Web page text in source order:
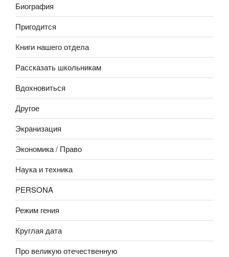
Биография
Пригодится
Книги нашего отдела
Рассказать школьникам
Вдохновиться
Другое
Экранизация
Экономика / Право
Наука и техника
PERSONA
Режим гения
Круглая дата
Про великую отечественную